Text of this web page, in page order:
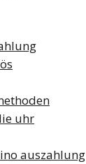
uhr
auszahlung